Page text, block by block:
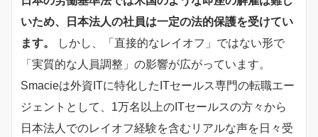
いため、日本法人の社員は一定の法的保護を受けてい
ます。
しかし、「直接的なレイオフ」ではない形で
「実質的な人員調整」の影響が広がっています。
Smacieは外資ITに特化したITセールス専門の転職エー
ジェントとして、1万名以上のITセールスの方々から
日本法人でのレイオフ経験を含むリアルな声を日々受